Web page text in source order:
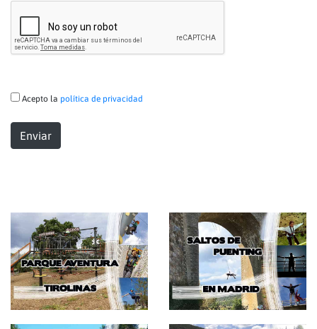
Acepto la política de privacidad